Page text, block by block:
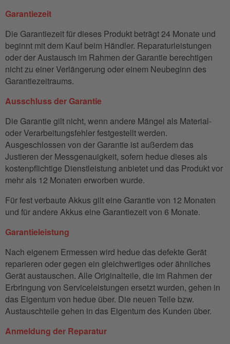
Garantiezeit
Die Garantiezeit für dieses Produkt beträgt 24 Monate und
beginnt mit dem Kauf beim Händler. Reparaturleistungen
oder der Austausch im Rahmen der Garantie berechtigen
nicht zu einer Verlängerung oder einem Neubeginn des
Garantiezeitraums.
Ausschluss der Garantie
Die Garantie gilt nicht, wenn andere Mängel als Material-
oder Verarbeitungsfehler festgestellt werden.
Ausgeschlossen von der Garantie ist außerdem das
Justieren der Messgenauigkeit, sofern hedue dieses als
kostenpflichtige Dienstleistung anbietet und das Produkt vor
mehr als 12 Monaten erworben wurde.
Für fest verbaute Akkus gilt eine Garantie von 12 Monaten
und für andere Akkus eine Garantiezeit von 6 Monate.
Garantieleistung
Nach eigenem Ermessen wird hedue das defekte Gerät
reparieren oder gegen ein gleichwertiges oder ähnliches
Gerät austauschen. Alle Originalteile, die im Rahmen der
Erbringung von Serviceleistungen ersetzt wurden, gehen in
das Eigentum von hedue über. Die neuen Teile bzw.
Austauschteile gehen in das Eigentum des Kunden über.
Anmeldung der Reparatur